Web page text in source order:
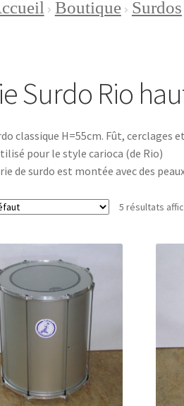
BlogBoutique
Boutique Surdos
Surdo Rio
classique H=55cm. Fût, cerclages
pour le style carioca (de Rio)
de surdo est montée avec des
5 résultats